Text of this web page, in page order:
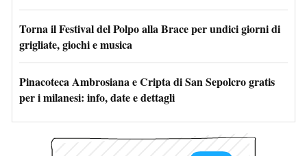
Torna il Festival del Polpo alla Brace per undici giorni di
grigliate, giochi e musica
Pinacoteca Ambrosiana e Cripta di San Sepolcro gratis
per i milanesi: info, date e dettagli